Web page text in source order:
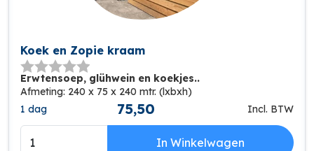
Koek en Zopie kraam
1 dag 75,50 Incl. BTW
Erwtensoep, glühwein en koekjes..
Afmeting: 240 x 75 x 240 mtr. (lxbxh)
In Winkelwagen